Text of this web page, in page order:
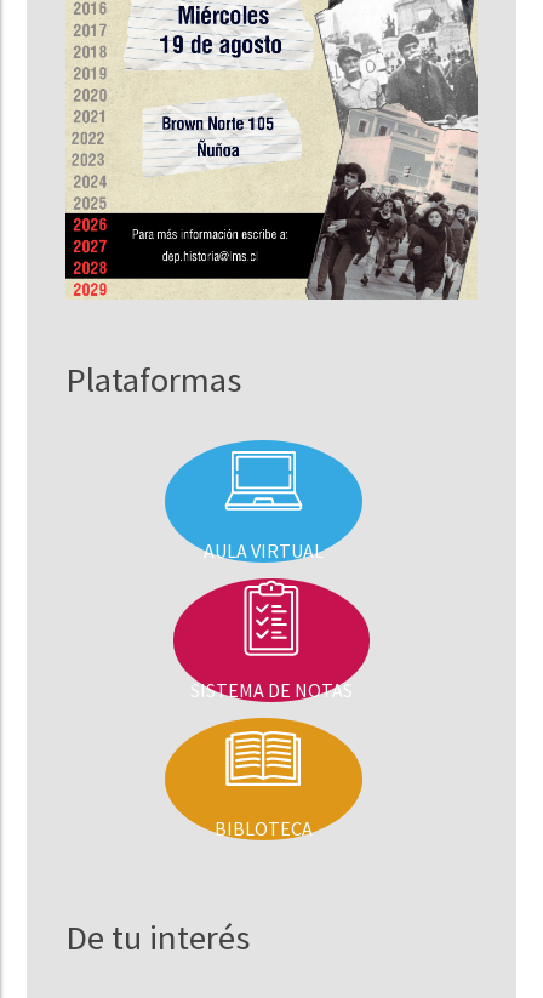
Plataformas
AULA VIRTUAL
SISTEMA DE NOTAS
BIBLOTECA
De tu interés